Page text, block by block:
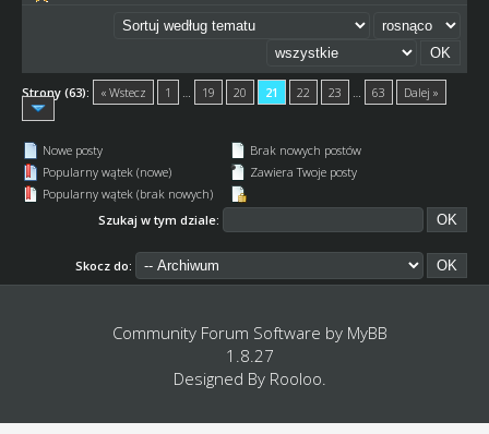
Strony (63): « Wstecz 1 … 19 20 21 22 23 … 63 Dalej »
Nowe posty
Popularny wątek (nowe)
Popularny wątek (brak nowych)
Brak nowych postów
Zawiera Twoje posty
Szukaj w tym dziale:
Skocz do:
Community Forum Software by MyBB
1.8.27
Designed By Rooloo.